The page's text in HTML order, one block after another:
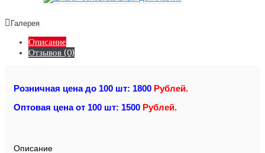
Галерея
Описание
Отзывов (0)
Розничная цена до 100 шт: 1800 Рублей.
Оптовая цена от 100 шт: 1500 Рублей.
Описание